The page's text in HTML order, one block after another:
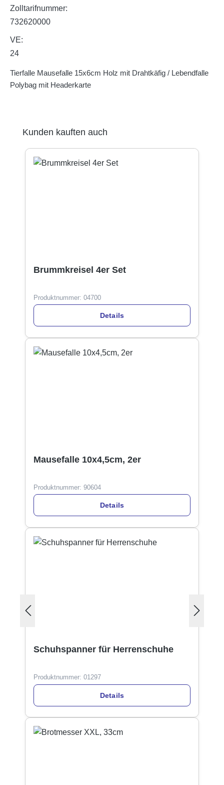
Zolltarifnummer:
732620000
VE:
24
Tierfalle Mausefalle 15x6cm Holz mit Drahtkäfig / Lebendfalle
Polybag mit Headerkarte
Produktgalerie überspringen
Kunden kauften auch
Brummkreisel 4er Set
Produktnummer: 04700
Details
Mausefalle 10x4,5cm, 2er
Produktnummer: 90604
Details
Schuhspanner für Herrenschuhe
Produktnummer: 01297
Details